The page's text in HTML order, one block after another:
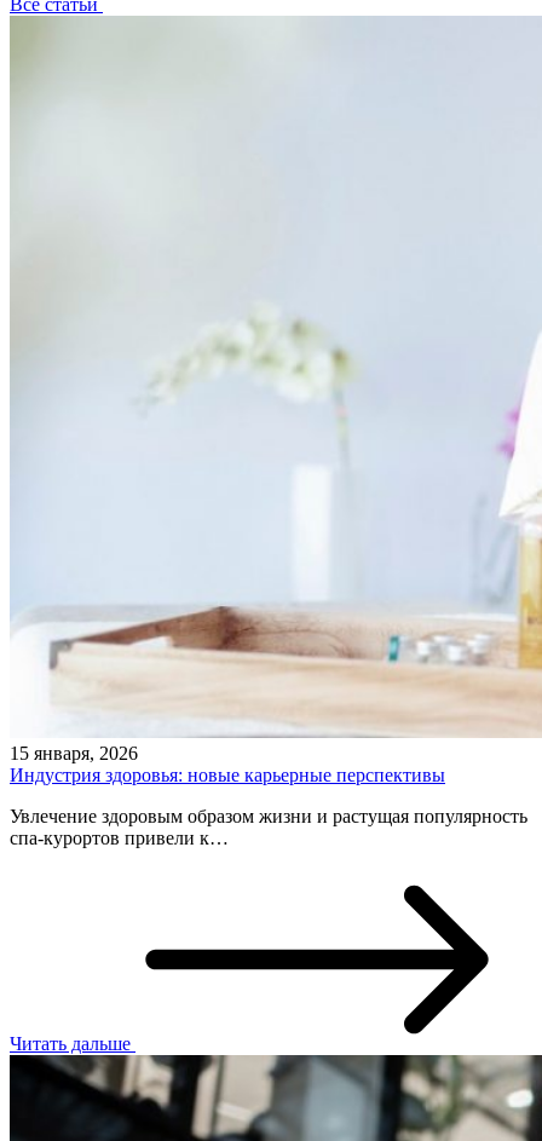
15 января, 2026
Индустрия здоровья: новые карьерные перспективы
Увлечение здоровым образом жизни и растущая популярность
спа-курортов привели к…
Читать дальше